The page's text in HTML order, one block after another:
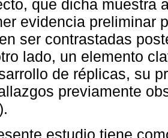
que dicha muestra
evidencia preliminar
ser contrastadas
lado, un elemento
de réplicas, su
previamente
estudio tiene